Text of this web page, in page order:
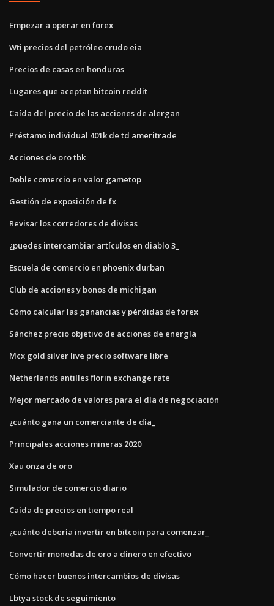
Empezar a operar en forex
Wti precios del petróleo crudo eia
Precios de casas en honduras
Lugares que aceptan bitcoin reddit
Caída del precio de las acciones de alergan
Préstamo individual 401k de td ameritrade
Acciones de oro tbk
Doble comercio en valor gametop
Gestión de exposición de fx
Revisar los corredores de divisas
¿puedes intercambiar artículos en diablo 3_
Escuela de comercio en phoenix durban
Club de acciones y bonos de michigan
Cómo calcular las ganancias y pérdidas de forex
Sánchez precio objetivo de acciones de energía
Mcx gold silver live precio software libre
Netherlands antilles florin exchange rate
Mejor mercado de valores para el día de negociación
¿cuánto gana un comerciante de día_
Principales acciones mineras 2020
Xau onza de oro
Simulador de comercio diario
Caída de precios en tiempo real
¿cuánto debería invertir en bitcoin para comenzar_
Convertir monedas de oro a dinero en efectivo
Cómo hacer buenos intercambios de divisas
Lbtya stock de seguimiento